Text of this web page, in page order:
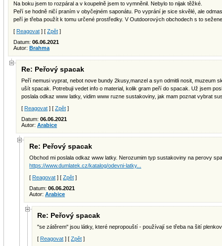
Na boku jsem to rozpáral a v koupelně jsem to vymněnil. Nebylo to nijak těžké.
Peří se hodně ničí praním v obyčejném saponátu. Po vyprání je sice skvělé, ale
peří je třeba použít k tomu určené prostředky. V Outdoorových obchodech s to
[ Reagovat ] [ Zpět ]
Datum: 06.06.2021
Autor: Brahma
Re: Peřový spacak
Peří nemusi vyprat, nebot nove bundy 2kusy,manzel a syn odmitli nosit, muzeum
ušít spacak. Potrebuji vedet info o material, kolik gram peří do spacak. Už jsem
poslala odkaz www latky, vidim www ruzne sustakoviny, jak mam poznat vybrat
[ Reagovat ] [ Zpět ]
Datum: 06.06.2021
Autor: Arabice
Re: Peřový spacak
Obchod mi poslala odkaz www latky. Nerozumim typ sustakoviny na perovy
https://www.dumlatek.cz/katalog/odevni-latky...
[ Reagovat ] [ Zpět ]
Datum: 06.06.2021
Autor: Arabice
Re: Peřový spacak
"se zátěrem" jsou látky, které nepropouští - používají se třeba na šití
[ Reagovat ] [ Zpět ]